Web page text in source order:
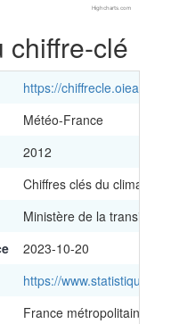
Highcharts.com
chiffre-clé
https://chiffrecle.oieau.fr/
Météo-France
2012
Chiffres clés du climat -
Ministère de la transition
2023-10-20
https://
France métropolitaine